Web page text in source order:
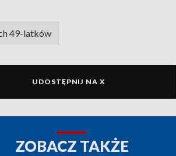
49-latków
UDOSTĘPNIJ NA X
ZOBACZ TAKŻE